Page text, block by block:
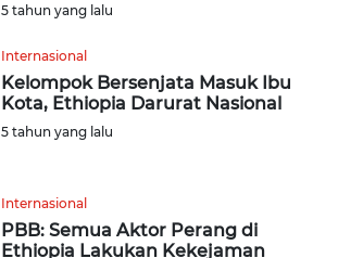
5 tahun yang lalu
Internasional
Kelompok Bersenjata Masuk Ibu
Kota, Ethiopia Darurat Nasional
5 tahun yang lalu
Internasional
PBB: Semua Aktor Perang di
Ethiopia Lakukan Kekejaman